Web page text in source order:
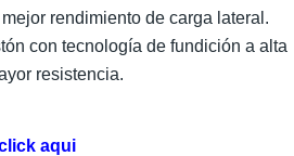
rendimiento de carga lateral.
con tecnología de fundición a alta
resistencia.
aqui